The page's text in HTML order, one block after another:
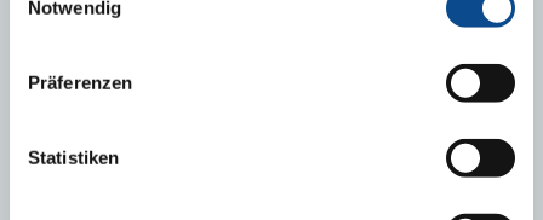
Notwendig
Präferenzen
Statistiken